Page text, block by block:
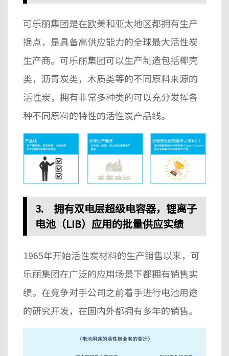
可乐丽集团是在欧美和亚太地区都拥有生产
据点，是具备高供应能力的全球最大活性炭
生产商。可乐丽集团可以生产制造包括椰壳
类， 沥青炭类，木质类等的不同原料来源的
活性炭，拥有非常多种类的可以充分发挥各
种不同原料的特性的活性炭产品线。
3. 拥有双电层超级电容器，锂离子
电池 （LIB）应用的批量供应实绩
1965年开始活性炭材料的生产销售以来， 可
乐丽集团在广泛的应用场景下都拥有销售实
绩。在竞争对手公司之前着手进行电池用途
的研究开发，在国内外都拥有多年的销售。